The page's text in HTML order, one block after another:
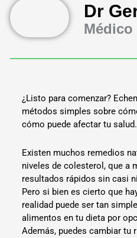
Dr
Médico
¿Listo para comenzar?
métodos simples sobre
cómo puede afectar tu salud.
Existen muchos remedios
niveles de colesterol, que a
resultados rápidos sin casi
Pero si bien es cierto que
realidad puede ser tan
alimentos en tu dieta por
Además, puedes cambiar tu